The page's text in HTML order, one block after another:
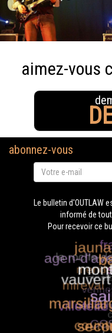
aimez-vous
abonnez-vous
Le bulletin d'OUTLAW
informé de
Pour recevoir ce